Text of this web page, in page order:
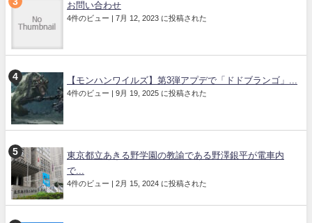
お問い合わせ
4件のビュー 7月 12, 2023 に投稿された
【モンハンワイルズ】第3弾アプデで「ドドブランゴ」...
4件のビュー 9月 19, 2025 に投稿された
東京都立あきる野学園の教諭である野澤銀平が電車内
で...
4件のビュー 2月 15, 2024 に投稿された